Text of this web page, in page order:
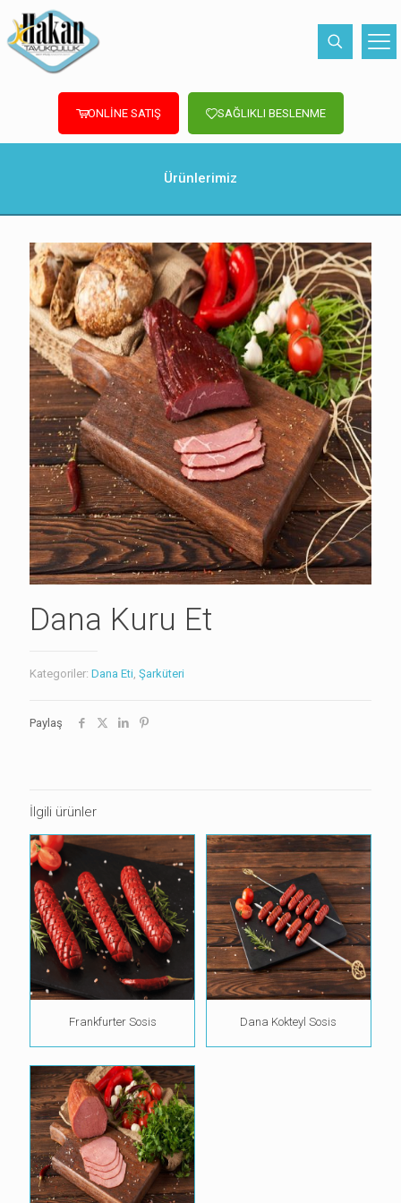
ONLİNE SATIŞ SAĞLIKLI BESLENME
Ürünlerimiz
Dana Kuru Et
Kategoriler: Dana Eti, Şarküteri
Paylaş
İlgili ürünler
Frankfurter Sosis Dana Kokteyl Sosis